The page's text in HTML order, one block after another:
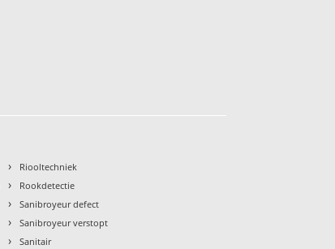
› Riooltechniek
› Rookdetectie
› Sanibroyeur defect
› Sanibroyeur verstopt
› Sanitair